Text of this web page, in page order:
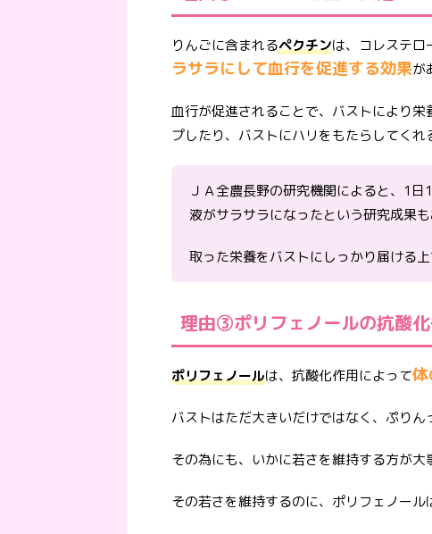
りんごに含まれるペクチンは、コレステロ
ラサラにして血行を促進する効果が
血行が促進されることで、バストにより
プしたり、バストにハリをもたらしてくれ
ＪＡ全農長野の研究機関によると、1
液がサラサラになったという研究成果も
取った栄養をバストにしっかり届ける
理由③ポリフェノールの抗酸
ポリフェノールは、抗酸化作用によって
バストはただ大きいだけではなく、ぷり
その為にも、いかに若さを維持する方が大
その若さを維持するのに、ポリフェノール